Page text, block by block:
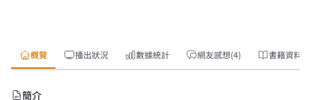
概覽 播出狀況 數據統計 網友感想(4) 書籍資料
簡介